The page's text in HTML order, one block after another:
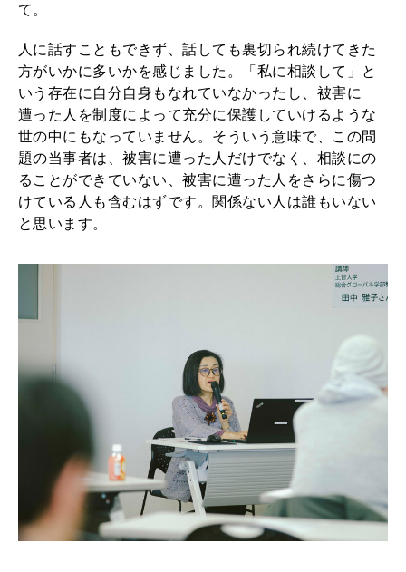
て。
人に話すこともできず、話しても裏切られ続けてきた
方がいかに多いかを感じました。「私に相談して」と
いう存在に自分自身もなれていなかったし、被害に
遭った人を制度によって充分に保護していけるような
世の中にもなっていません。そういう意味で、この問
題の当事者は、被害に遭った人だけでなく、相談にの
ることができていない、被害に遭った人をさらに傷つ
けている人も含むはずです。関係ない人は誰もいない
と思います。